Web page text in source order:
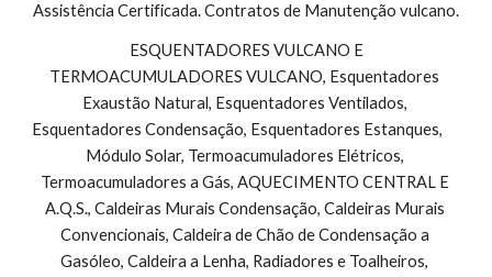
Assistência Certificada. Contratos de Manutenção vulcano.
TERMOACUMULADORES VULCANO, Esquentadores
Exaustão Natural, Esquentadores Ventilados,
Esquentadores Condensação, Esquentadores Estanques,
Módulo Solar, Termoacumuladores Elétricos,
Termoacumuladores a Gás, AQUECIMENTO CENTRAL E
A.Q.S., Caldeiras Murais Condensação, Caldeiras Murais
Convencionais, Caldeira de Chão de Condensação a
Gasóleo, Caldeira a Lenha, Radiadores e Toalheiros,